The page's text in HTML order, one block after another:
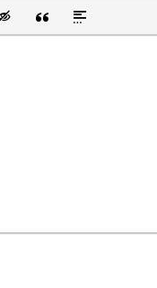
список
смайликскрытого текста
Вставка цитаты
Вставка